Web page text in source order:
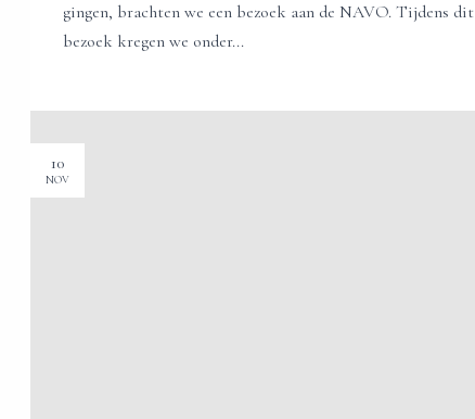
gingen, brachten we een bezoek aan de NAVO. Tijdens dit
bezoek kregen we onder...
10
NOV